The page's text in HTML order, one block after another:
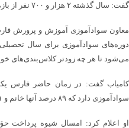
گفت: سال گذشته ۲ هزار و ۷۰۰ نفر از بازماندگان تحصیلی فارس جذب مدارس شدند.
معاون سوادآموزی آموزش و پرورش
دوره‌های سوادآموزی برای سال
می‌شود تا هر چه زودتر کلاس‌بندی‌های
سوادآموزی دارد که ۸۹ درصد آنها خانم و ۱۱ درصد مرد هستند.
او اعلام کرد: امسال شیوه پرداخت